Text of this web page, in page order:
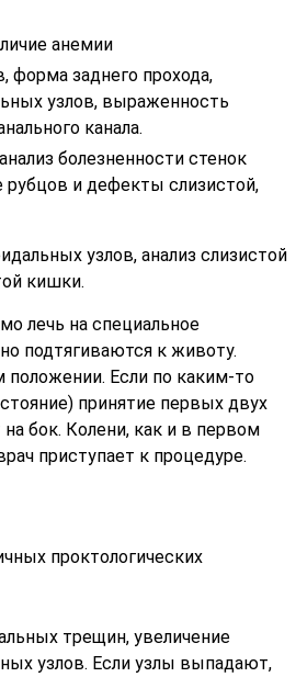
анемии
форма заднего прохода,
узлов, выраженность
канала.
болезненности стенок
рубцов и дефекты слизистой,
узлов, анализ слизистой
кишки.
лечь на специальное
подтягиваются к животу.
Если по каким-то
принятие первых двух
бок. Колени, как и в первом
приступает к процедуре.
проктологических
трещин, увеличение
узлов. Если узлы выпадают,